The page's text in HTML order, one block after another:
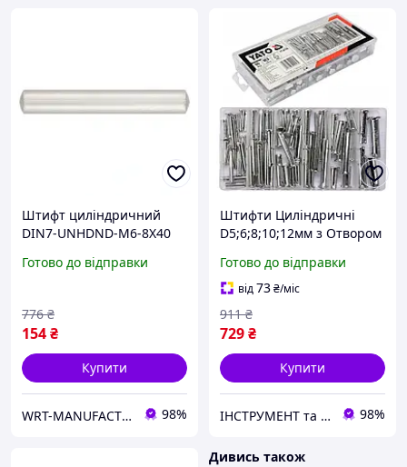
Штифт циліндричний
DIN7-UNHDND-M6-8X40
Готово до відправки
154₴
776 ₴
Купити
WRT-MANUFACTURING 98%
Штифти Циліндричні
D5;6;8;10;12мм з Отвором
60шт
Готово до відправки
від73₴/міс
729₴
911 ₴
Купити
ІНСТРУМЕНТ та МЕТИЗИ 98%
Дивись також